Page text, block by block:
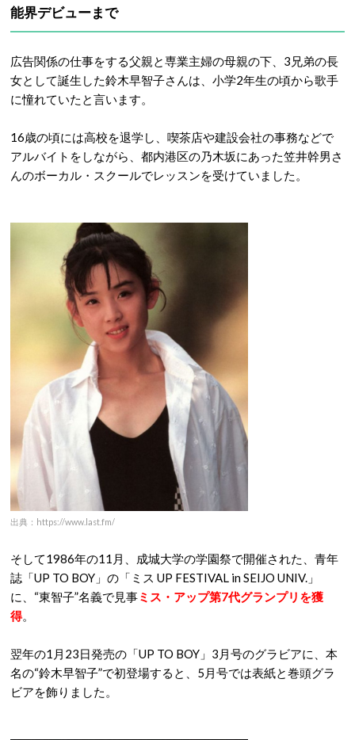
能界デビューまで
広告関係の仕事をする父親と専業主婦の母親の下、3兄弟の長
女として誕生した鈴木早智子さんは、小学2年生の頃から歌手
に憧れていたと言います。
16歳の頃には高校を退学し、喫茶店や建設会社の事務などで
アルバイトをしながら、都内港区の乃木坂にあった笠井幹男さ
んのボーカル・スクールでレッスンを受けていました。
出典：https://www.last.fm/
そして1986年の11月、成城大学の学園祭で開催された、青年
誌「UP TO BOY」の「ミス UP FESTIVAL in SEIJO UNIV.」
に、“東智子”名義で見事ミス・アップ第7代グランプリを獲
得。
翌年の1月23日発売の「UP TO BOY」3月号のグラビアに、本
名の“鈴木早智子”で初登場すると、5月号では表紙と巻頭グラ
ビアを飾りました。